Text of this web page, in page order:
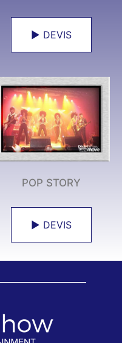
► DEVIS
POP STORY
► DEVIS